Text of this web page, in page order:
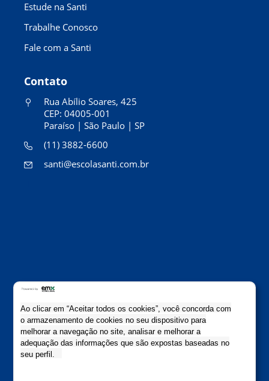
O jeito Santi de ser e aprender
Copyright Escola Santi 2021
Todos os direitos reservados
Estude na Santi
Trabalhe Conosco
Fale com a Santi
Contato
Rua Abílio Soares, 425
CEP: 04005-001
Paraíso | São Paulo | SP
(11) 3882-6600
santi@escolasanti.com.br
Ao clicar em “Aceitar todos os cookies”, você concorda com
o armazenamento de cookies no seu dispositivo para
melhorar a navegação no site, analisar e melhorar a
adequação das informações que são expostas baseadas no
seu perfil.